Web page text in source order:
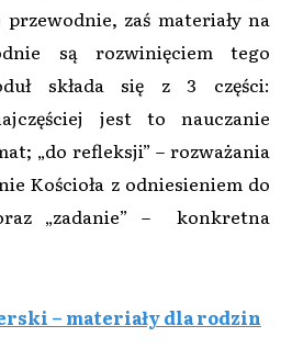
przewodnie, zaś materiały na
są rozwinięciem tego
składa się z 3 części:
jest to nauczanie
„do refleksji” – rozważania
Kościoła z odniesieniem do
„zadanie” – konkretna
– materiały dla rodzin